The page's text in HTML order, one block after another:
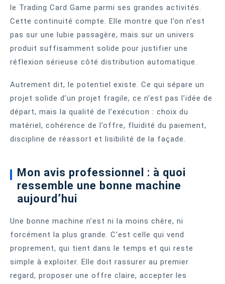
le Trading Card Game parmi ses grandes activités.
Cette continuité compte. Elle montre que l’on n’est
pas sur une lubie passagère, mais sur un univers
produit suffisamment solide pour justifier une
réflexion sérieuse côté distribution automatique.
Autrement dit, le potentiel existe. Ce qui sépare un
projet solide d’un projet fragile, ce n’est pas l’idée de
départ, mais la qualité de l’exécution : choix du
matériel, cohérence de l’offre, fluidité du paiement,
discipline de réassort et lisibilité de la façade.
Mon avis professionnel : à quoi
ressemble une bonne machine
aujourd’hui
Une bonne machine n’est ni la moins chère, ni
forcément la plus grande. C’est celle qui vend
proprement, qui tient dans le temps et qui reste
simple à exploiter. Elle doit rassurer au premier
regard, proposer une offre claire, accepter les